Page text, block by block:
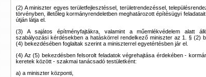
(2) A miniszter egyes területfejlesztéssel, területrendezéssel,
törvényben, illetőleg kormányrendeletben meghatározott építésügyi
útján látja el.
(3) A sajátos építményfajtákra, valamint a műemlékvédelem alatt
szabályozási kérdésekben a hatáskörrel rendelkező miniszter az 1. § (2)
(4) bekezdésében foglaltak szerint a miniszterrel egyetértésben jár el.
(4) Az (5) bekezdésben felsorolt feladatok végrehajtása érdekében -
keretek között - szakmai tanácsadó testületként:
a) a miniszter központi,